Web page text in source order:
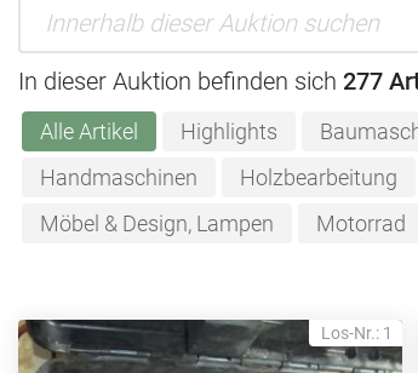
In dieser Auktion befinden sich 277
Alle Artikel Highlights
Handmaschinen
Holzbearbeitung
Möbel & Design, Lampen
Motorrad
Los-Nr.: 1